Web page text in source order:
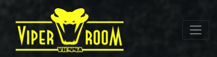
Hauptnavigation